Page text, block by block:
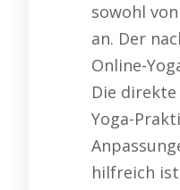
sowohl
an. Der
Online-
Die
Yoga-
hilfreich